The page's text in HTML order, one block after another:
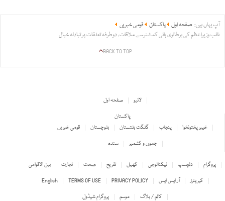
آپ یہاں ہیں: صفحہ اول پاکستان
قومی خبریں
نائب وزیراعظم کی برطانوی ہائی کمشنرسے ملاقات، دوطرفہ تعلقات پر تبادلہ خیال
BACK TO TOP
صفحہ اول
لائیو
پاکستان
قومی خبریں
بلوچستان گلگت بلتستان پنجاب
خیبر پختونخوا
سندھ
جموں و کشمیر
بین الاقوامی تجارت صحت تفریح کھیل ٹیکنالوجی دلچسپ
پروگرام
English
TERMS OF USE PRIVACY POLICY آر ایس ایس
کیریئرز
پروگرام شیڈول
موسم کالم / بلاگ